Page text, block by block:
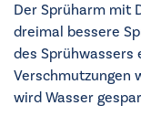
Der Sprüharm mit
dreimal bessere
des Sprühwassers
Verschmutzungen
wird Wasser